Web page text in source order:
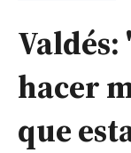
Valdés:
hacer
que